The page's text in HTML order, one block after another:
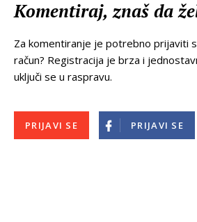
Komentiraj, znaš da
Za komentiranje je potrebno prijaviti
račun? Registracija je brza i
uključi se u raspravu.
PRIJAVI SE PRIJAVI SE